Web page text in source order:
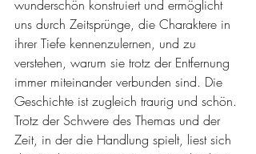
wunderschön konstruiert und ermöglicht
uns durch Zeitsprünge, die Charaktere in
ihrer Tiefe kennenzulernen, und zu
verstehen, warum sie trotz der Entfernung
immer miteinander verbunden sind. Die
Geschichte ist zugleich traurig und schön.
Trotz der Schwere des Themas und der
Zeit, in der die Handlung spielt, liest sich